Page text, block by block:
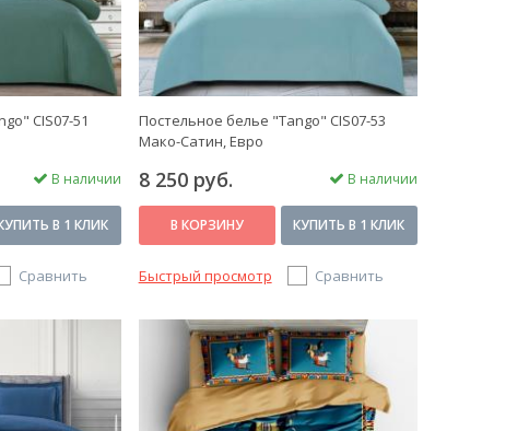
CIS07-51
В наличии
В 1 КЛИК
Сравнить
Постельное белье "Tango" CIS07-53
Мако-Сатин, Евро
8 250 руб. В наличии
В КОРЗИНУ КУПИТЬ В 1 КЛИК
Быстрый просмотр Сравнить